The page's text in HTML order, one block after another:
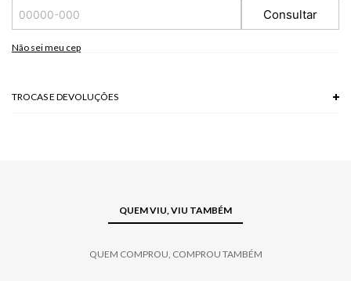
Consultar
Não sei meu cep
TROCAS E DEVOLUÇÕES
QUEM VIU, VIU TAMBÉM
QUEM COMPROU, COMPROU TAMBÉM